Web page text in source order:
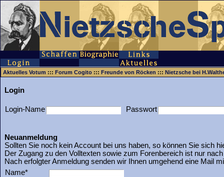
Aktuelles Votum ::: Forum Cogito ::: Freunde von Röcken ::: Nietzsche bei
Login
Login-Name Passwort
Neuanmeldung
Sollten Sie noch kein Account bei uns haben, so können Sie sich
Der Zugang zu den Volltexten sowie zum Forenbereich ist nur
Nach erfolgter Anmeldung senden wir Ihnen umgehend eine Mail
Name*